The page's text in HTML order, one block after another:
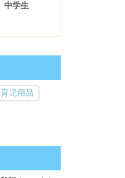
中学生
育児用品